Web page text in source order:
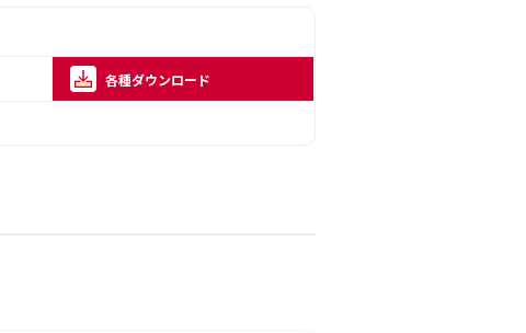
各種ダウンロード